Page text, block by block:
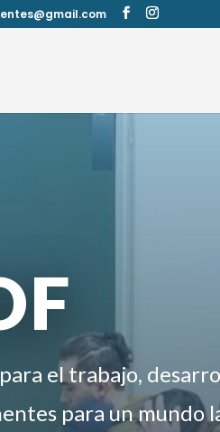
el trabajo,
para un mundo